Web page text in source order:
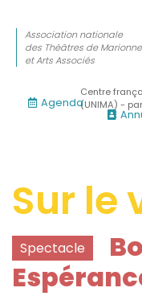
Sur le feu
(Actualités,
Sur le vif
Association nationale
des Théâtres de
et Arts Associés
Centre
(UNIMA) -
Agenda
Sur le
Spectacle